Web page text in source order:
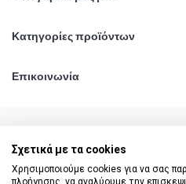
Κατηγορίες προϊόντων
Επικοινωνία
© 2020 - 2026
Σχετικά με τα cookies
Χρησιμοποιούμε cookies για να σας
πλοήγησης, να αναλύουμε την